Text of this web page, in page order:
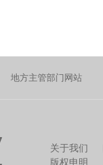
地方主管部门网站
关于我们
版权申明